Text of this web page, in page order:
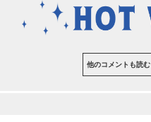
他のコメントも読む